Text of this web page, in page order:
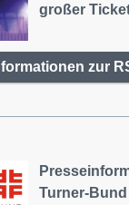
großer
zur
Turner-